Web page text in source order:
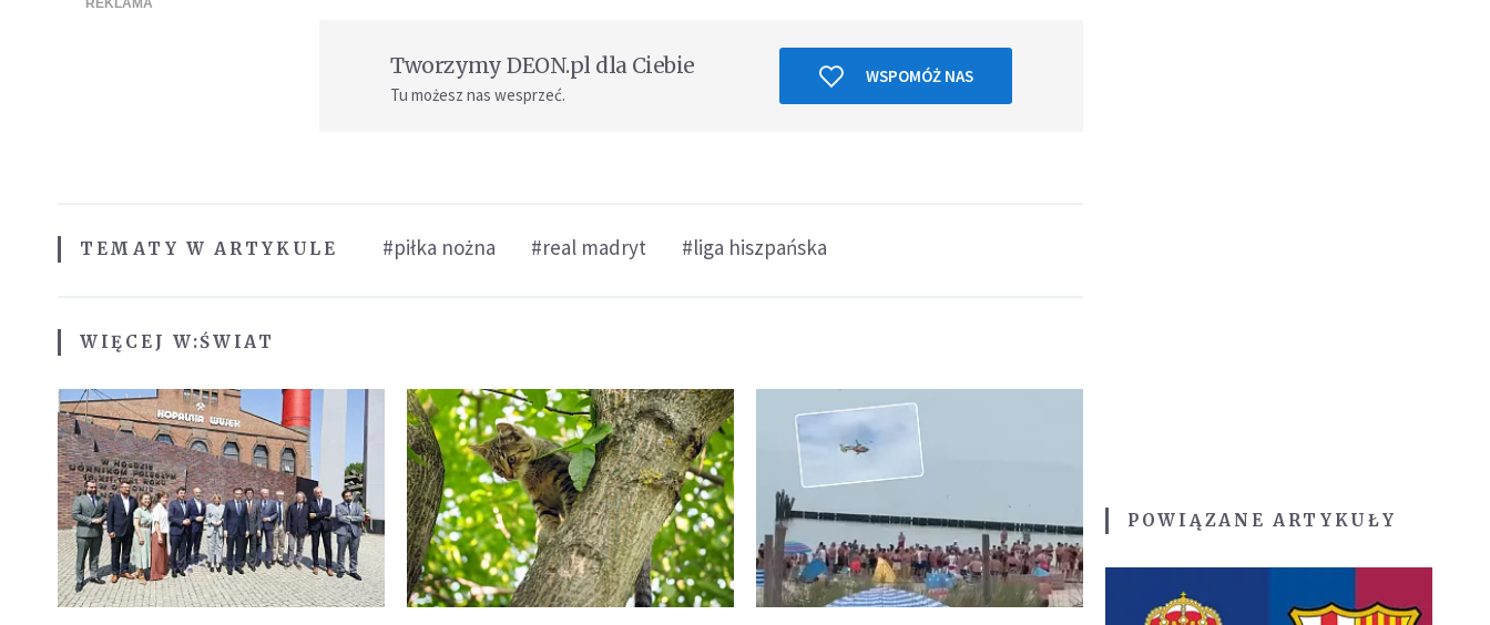
Tworzymy DEON.pl dla Ciebie
Tu możesz nas wesprzeć.
WSPOMÓŻ NAS
TEMATY W ARTYKULE #piłka nożna #real madryt #liga hiszpańska
WIĘCEJ W:ŚWIAT
POWIĄZANE ARTYKUŁY